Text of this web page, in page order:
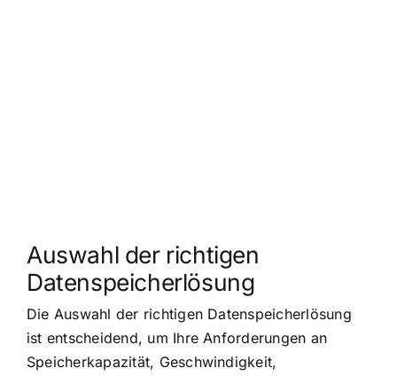
Auswahl der richtigen
Datenspeicherlösung
Die Auswahl der richtigen Datenspeicherlösung
ist entscheidend, um Ihre Anforderungen an
Speicherkapazität, Geschwindigkeit,